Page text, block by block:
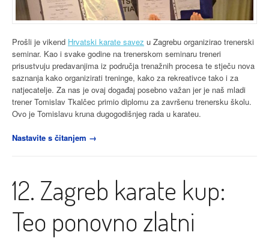
Prošli je vikend Hrvatski karate savez u Zagrebu organizirao trenerski
seminar. Kao i svake godine na trenerskom seminaru treneri
prisustvuju predavanjima iz područja trenažnih procesa te stječu nova
saznanja kako organizirati treninge, kako za rekreativce tako i za
natjecatelje. Za nas je ovaj događaj posebno važan jer je naš mladi
trener Tomislav Tkalčec primio diplomu za završenu trenersku školu.
Ovo je Tomislavu kruna dugogodišnjeg rada u karateu.
Nastavite s čitanjem “Tomislav
→
12. Zagreb karate kup:
Teo ponovno zlatni